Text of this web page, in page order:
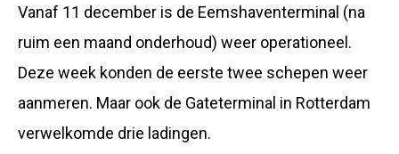
Vanaf 11 december is de Eemshaventerminal (na
ruim een maand onderhoud) weer operationeel.
Deze week konden de eerste twee schepen weer
aanmeren. Maar ook de Gateterminal in Rotterdam
verwelkomde drie ladingen.